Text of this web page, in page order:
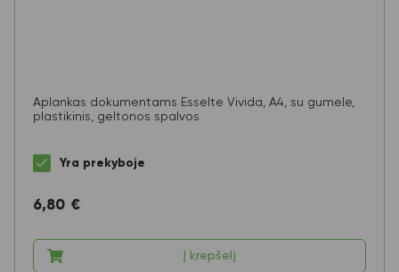
Aplankas dokumentams Esselte Vivida, A4, su gumele,
plastikinis, geltonos spalvos
Yra prekyboje
6,80 €
Į krepšelį